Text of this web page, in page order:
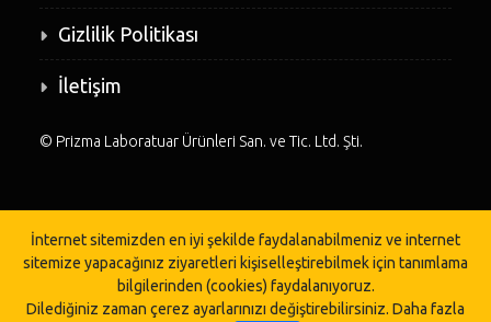
Gizlilik Politikası
İletişim
© Prizma Laboratuar Ürünleri San. ve Tic. Ltd. Şti.
İnternet sitemizden en iyi şekilde faydalanabilmeniz ve internet
sitemize yapacağınız ziyaretleri kişiselleştirebilmek için tanımlama
bilgilerinden (cookies) faydalanıyoruz.
Dilediğiniz zaman çerez ayarlarınızı değiştirebilirsiniz. Daha fazla